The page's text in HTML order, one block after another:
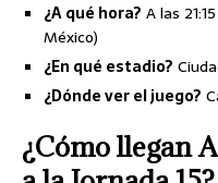
¿A qué hora? A las
México)
¿En qué estadio?
¿Dónde ver el juego?
¿Cómo llegan